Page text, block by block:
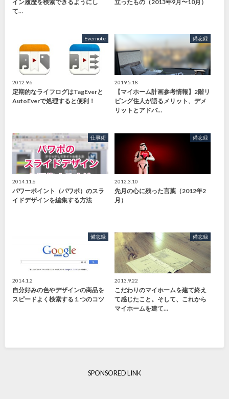
イン履歴を検索できるようにし
て…
立ったもの（2013年9月〜10月）
Evernote
2012.9.6
定期的なライフログはTagEverと
AutoEverで処理すると便利！
備忘録
2019.5.18
【マイホーム計画参考情報】2階リ
ビング住人が語るメリット、デメ
リットとアドバ…
仕事術
2014.11.6
パワーポイント（パワポ）のスラ
イドデザインを編集する方法
備忘録
2012.3.10
先月の心に残った言葉（2012年2
月）
備忘録
2014.1.2
自分好みの色やデザインの商品を
スピードよく検索する１つのコツ
備忘録
2013.9.22
こだわりのマイホームを建て終え
て感じたこと。そして、これから
マイホームを建て…
SPONSORED LINK